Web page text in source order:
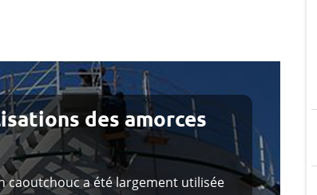
des amorces
caoutchouc a été largement utilisée